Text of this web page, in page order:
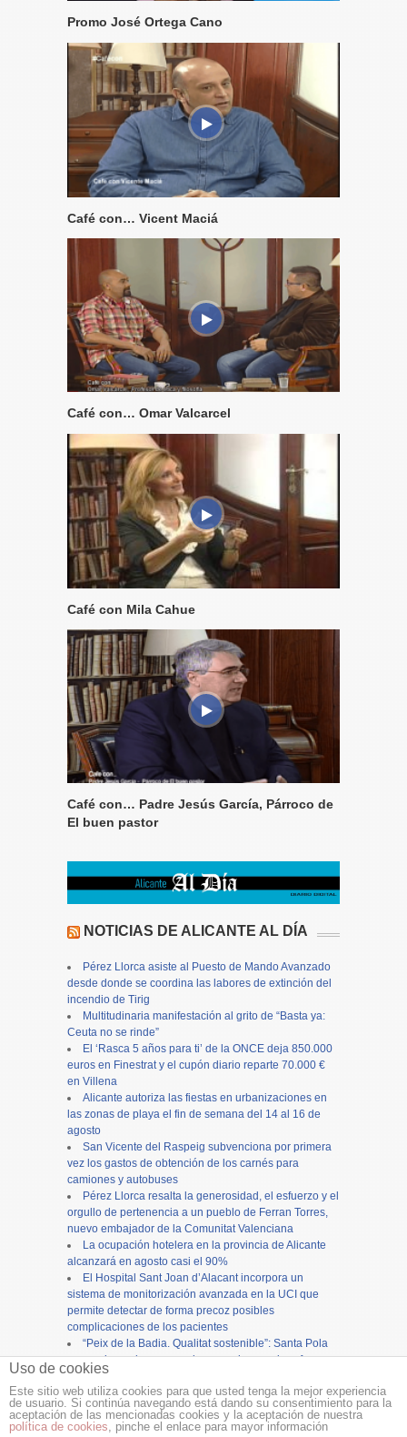
Promo José Ortega Cano
Café con… Vicent Maciá
Café con… Omar Valcarcel
Café con Mila Cahue
Café con… Padre Jesús García, Párroco de
El buen pastor
NOTICIAS DE ALICANTE AL DÍA
Pérez Llorca asiste al Puesto de Mando Avanzado
desde donde se coordina las labores de extinción del
incendio de Tirig
Multitudinaria manifestación al grito de “Basta ya:
Ceuta no se rinde”
El ‘Rasca 5 años para ti’ de la ONCE deja 850.000
euros en Finestrat y el cupón diario reparte 70.000 €
en Villena
Alicante autoriza las fiestas en urbanizaciones en
las zonas de playa el fin de semana del 14 al 16 de
agosto
San Vicente del Raspeig subvenciona por primera
vez los gastos de obtención de los carnés para
camiones y autobuses
Pérez Llorca resalta la generosidad, el esfuerzo y el
orgullo de pertenencia a un pueblo de Ferran Torres,
nuevo embajador de la Comunitat Valenciana
La ocupación hotelera en la provincia de Alicante
alcanzará en agosto casi el 90%
El Hospital Sant Joan d’Alacant incorpora un
sistema de monitorización avanzada en la UCI que
permite detectar de forma precoz posibles
complicaciones de los pacientes
“Peix de la Badia. Qualitat sostenible”: Santa Pola
promociona el consumo de pescado y marisco fresco
Un agosto distinto. ¡Qué grande es España!
Copyright ©12tvy12endigital.es
Uso de cookies
Este sitio web utiliza cookies para que usted tenga la mejor experiencia
de usuario. Si continúa navegando está dando su consentimiento para la
aceptación de las mencionadas cookies y la aceptación de nuestra
política de cookies, pinche el enlace para mayor información